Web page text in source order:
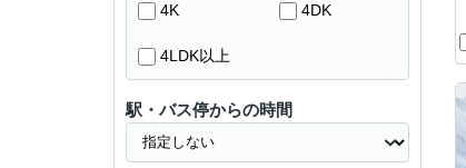
4K 4DK
4LDK以上
駅・バス停からの時間